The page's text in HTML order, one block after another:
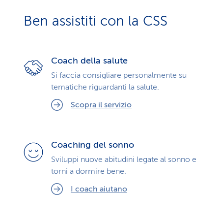
Ben assistiti con la CSS
Coach della salute
Si faccia consigliare personalmente su
tematiche riguardanti la salute.
Scopra il servizio
Coaching del sonno
Sviluppi nuove abitudini legate al sonno e
torni a dormire bene.
I coach aiutano